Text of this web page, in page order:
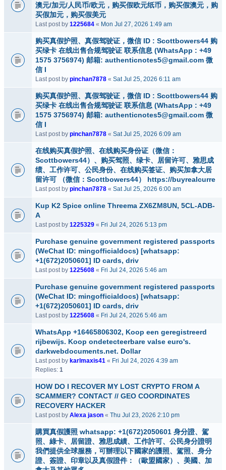
澳元/加元/人民币/欧元，购买假欧元纸币，购买假澳元，购
买假加元，购买假美元
Last post by 1225684 « Mon Jul 27, 2026 1:49 am
购买真假护照、真假驾驶证，微信 ID : Scottbowers44 购
买绿卡 在线出售合规驾驶证 联系信息 (WhatsApp : +49
1575 3756974) 邮箱: authenticnotes5@gmail.com 微
信 I
Last post by pinchan7878 « Sat Jul 25, 2026 6:11 am
购买真假护照、真假驾驶证，微信 ID : Scottbowers44 购
买绿卡 在线出售合规驾驶证 联系信息 (WhatsApp : +49
1575 3756974) 邮箱: authenticnotes5@gmail.com 微
信 I
Last post by pinchan7878 « Sat Jul 25, 2026 6:09 am
在线购买真假护照、在线购买身份证（微信：
Scottbowers44）、购买驾照、绿卡、居留许可、雅思成
绩、工作许可、公民身份、在线购买签证、购买加拿大居
留许可 （微信：Scottbowers44） https://buyrealcurre
Last post by pinchan7878 « Sat Jul 25, 2026 6:00 am
Kup K2 Spice online Threema ZX6ZM8UN, 5CL-ADB-
A
Last post by 1225329 « Fri Jul 24, 2026 5:13 pm
Purchase genuine government registered passports
(WeChat ID: mingofficialdocs) [whatsapp:
+1(672)2050601] ID cards, driv
Last post by 1225608 « Fri Jul 24, 2026 5:46 am
Purchase genuine government registered passports
(WeChat ID: mingofficialdocs) [whatsapp:
+1(672)2050601] ID cards, driv
Last post by 1225608 « Fri Jul 24, 2026 5:46 am
WhatsApp +16465806302, Koop een geregistreerd
rijbewijs. Koop ondetecteerbare valse euro's.
darkwebdocuments.net. Dollar
Last post by karlmaxis41 « Fri Jul 24, 2026 4:39 am
Replies: 1
HOW DO I RECOVER MY LOST CRYPTO FROM A
SCAMMER? CONTACT // GEO COORDINATES
RECOVERY HACKER
Last post by Alexa jason « Thu Jul 23, 2026 2:10 pm
購買真假護照 whatsapp: +1(672)2050601 身分證、駕
照、綠卡、居留證、雅思成績、工作許可、公民身分證明
我們提供全球服務，可辦理以下國家的護照、駕照、身分
證、簽證、印章以及真假證件：（歐盟國家）、美國、加